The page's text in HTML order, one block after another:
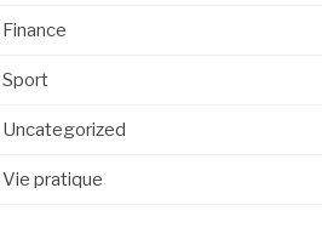
Finance
Sport
Uncategorized
Vie pratique